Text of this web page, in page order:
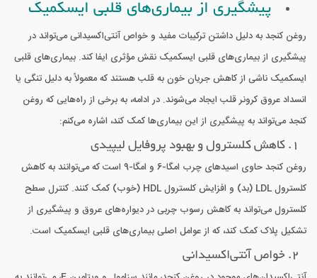
پیشگیری از بیماری‌های قلبی ایسکمیک
روغن کنجد به دلیل داشتن ترکیبات مفید و خواص آنتی‌اکسیدانی می‌تواند در
پیشگیری از بیماری‌های قلبی ایسکمیک نقش مؤثری ایفا کند. بیماری‌های قلبی
ایسکمیک ناشی از کاهش جریان خون به قلب هستند که معمولاً به دلیل تنگی یا
انسداد عروق کرونر قلب ایجاد می‌شوند. در ادامه، به برخی از راه‌هایی که روغن
کنجد می‌تواند به پیشگیری از این بیماری‌ها کمک کند، اشاره می‌کنم:
1. کاهش کلسترول و بهبود پروفایل لیپیدی
روغن کنجد حاوی اسیدهای چرب امگا-6 و امگا-9 است که می‌توانند به کاهش
کلسترول LDL (بد) و افزایش کلسترول HDL (خوب) کمک کنند. کنترل سطح
کلسترول می‌تواند به کاهش رسوب چربی در دیواره‌های عروق و پیشگیری از
تشکیل پلاک کمک کند، که از عوامل اصلی بیماری‌های قلبی ایسکمیک است.
2. خواص آنتی‌اکسیدانی